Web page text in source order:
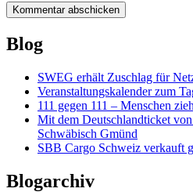
Blog
SWEG erhält Zuschlag für
Veranstaltungskalender zum
111 gegen 111 – Menschen
Mit dem Deutschlandticket
Schwäbisch Gmünd
SBB Cargo Schweiz verkauft
Blogarchiv